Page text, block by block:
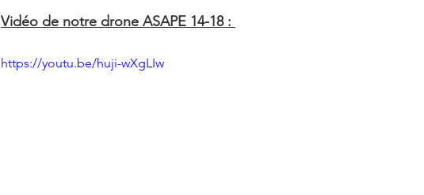
Vidéo de notre drone ASAPE 14-18 :
https://youtu.be/huji-wXgLIw